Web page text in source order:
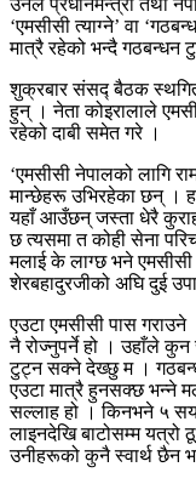
उनले प्रधानमन्त्री तथा
‘एमसीसी त्याग्ने’ वा
मात्रै रहेको भन्दै गठबन्धन
शुक्रबार संसद्‍ बैठक स्थगित
हुन् । नेता कोइरालाले
रहेको दाबी समेत गरे ।
‘एमसीसी नेपालको लागि
मान्छेहरू उभिरहेका छन् ।
यहाँ आउँछन् जस्ता धेरै
छ त्यसमा त कोही सेना
मलाई के लाग्छ भने एमसीसी
शेरबहादुरजीको अघि दुई
एउटा एमसीसी पास गराउने
नै रोज्नुपर्ने हो । उहाँले कुन
टुट्न सक्ने देख्छु म ।
एउटा मात्रै हुनसक्छ भन्ने
सल्लाह हो । किनभने ५
लाइनदेखि बाटोसम्म
उनीहरूको कुनै स्वार्थ छैन